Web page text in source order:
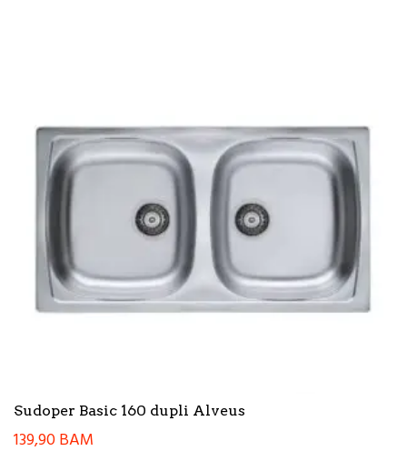
Sudoper Basic 160 dupli Alveus
139,90BAM